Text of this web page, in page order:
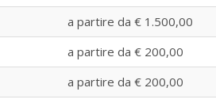
a partire da € 1.500,00
a partire da € 200,00
a partire da € 200,00